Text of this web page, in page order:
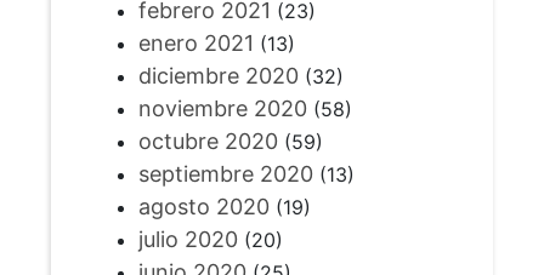
febrero 2021 (23)
enero 2021 (13)
diciembre 2020(32)
noviembre 2020(58)
octubre 2020(59)
septiembre 2020(13)
agosto 2020(19)
julio 2020(20)